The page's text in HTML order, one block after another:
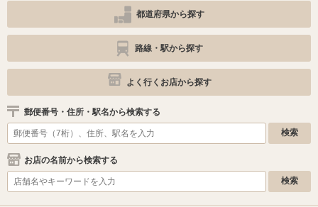
都道府県から探す
路線・駅から探す
よく行くお店から探す
郵便番号・住所・駅名から検索する
お店の名前から検索する